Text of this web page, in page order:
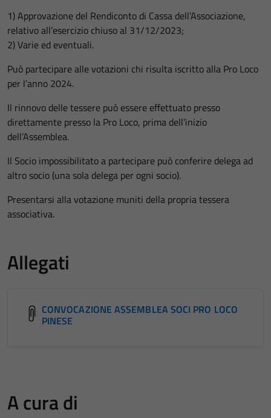
1) Approvazione del Rendiconto di Cassa dell’Associazione,
relativo all’esercizio chiuso al 31/12/2023;
2) Varie ed eventuali.
Può partecipare alle votazioni chi risulta iscritto alla Pro Loco
per l’anno 2024.
Il rinnovo delle tessere può essere effettuato presso
direttamente presso la Pro Loco, prima dell’inizio
dell’Assemblea.
Il Socio impossibilitato a partecipare può conferire delega ad
altro socio (una sola delega per ogni socio).
Presentarsi alla votazione muniti della propria tessera
associativa.
Allegati
CONVOCAZIONE ASSEMBLEA SOCI PRO LOCO
PINESE
A cura di